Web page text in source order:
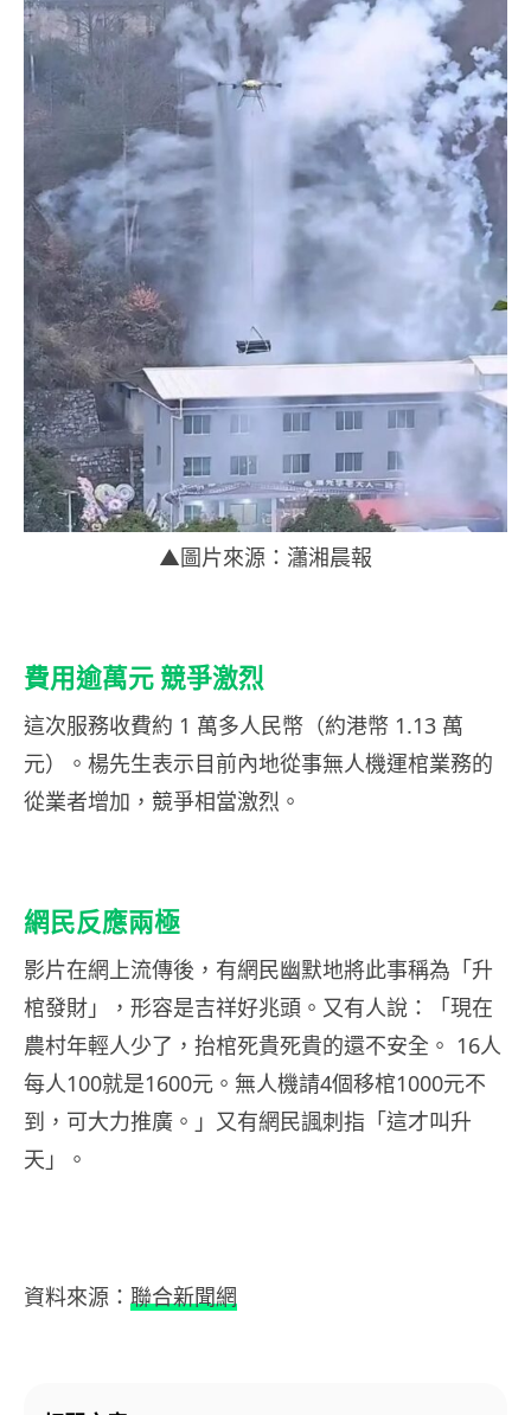
▲圖片來源：瀟湘晨報
費用逾萬元 競爭激烈
這次服務收費約 1 萬多人民幣（約港幣 1.13 萬
元）。楊先生表示目前內地從事無人機運棺業務的
從業者增加，競爭相當激烈。
網民反應兩極
影片在網上流傳後，有網民幽默地將此事稱為「升
棺發財」，形容是吉祥好兆頭。又有人說：「現在
農村年輕人少了，抬棺死貴死貴的還不安全。 16人
每人100就是1600元。無人機請4個移棺1000元不
到，可大力推廣。」又有網民諷刺指「這才叫升
天」。
資料來源： 聯合新聞網